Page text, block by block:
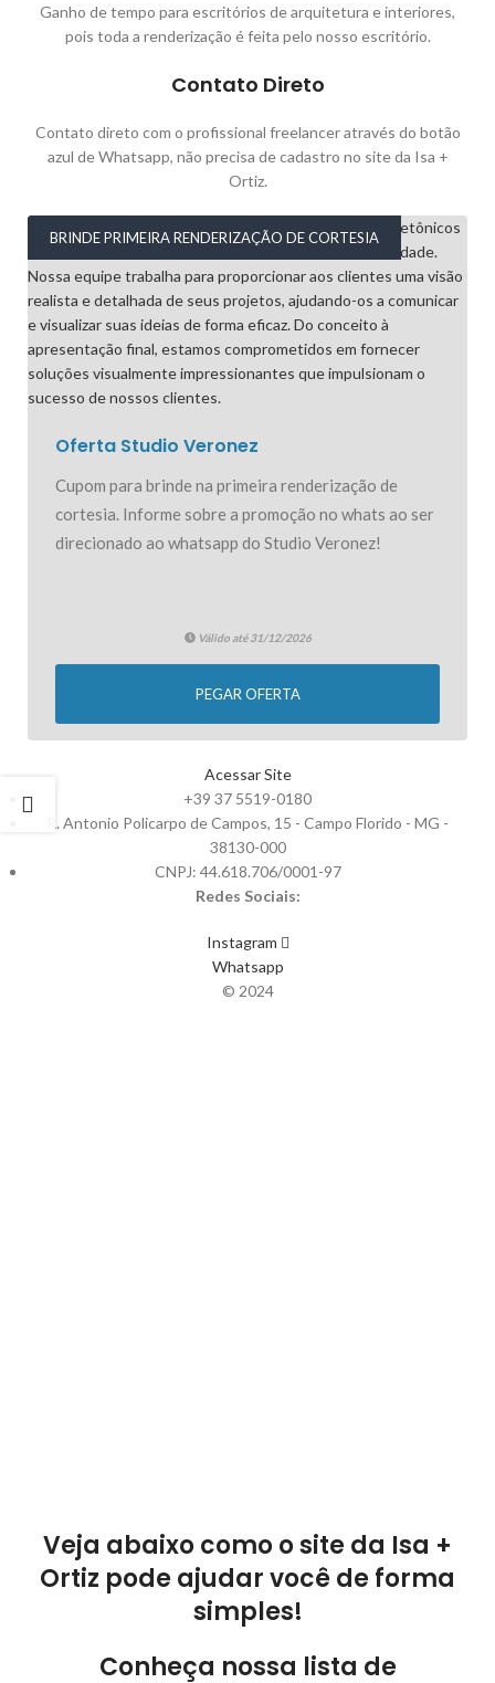
Ganho de tempo para escritórios de arquitetura e interiores,
pois toda a renderização é feita pelo nosso escritório.
Contato Direto
Contato direto com o profissional freelancer através do botão
azul de Whatsapp, não precisa de cadastro no site da Isa +
Ortiz.
BRINDE PRIMEIRA RENDERIZAÇÃO DE CORTESIA
Oferta Studio Veronez
Cupom para brinde na primeira renderização de
cortesia. Informe sobre a promoção no whats ao ser
direcionado ao whatsapp do Studio Veronez!
Válido até 31/12/2026
PEGAR OFERTA
Acessar Site
+39 37 5519-0180
R. Antonio Policarpo de Campos, 15 - Campo Florido - MG -
38130-000
CNPJ: 44.618.706/0001-97
Redes Sociais:
Instagram
Whatsapp
© 2024
Veja abaixo como o site da Isa +
Ortiz pode ajudar você de forma
simples!
Conheça nossa lista de